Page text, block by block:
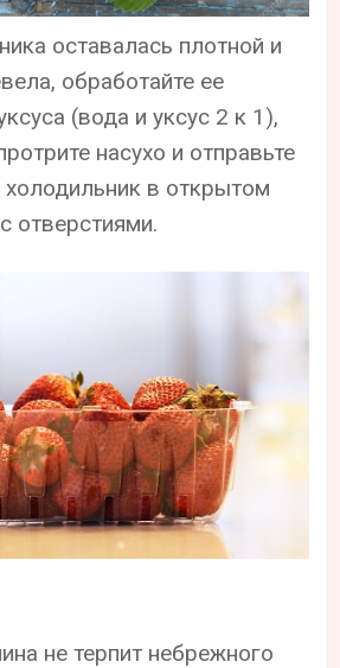
оставалась плотной и
обработайте ее
(вода и уксус 2 к 1),
насухо и отправьте
холодильник в открытом
отверстиями.
не терпит небрежного